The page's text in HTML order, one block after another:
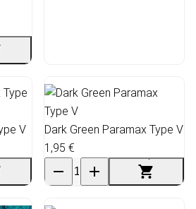
V
Dark Green Paramax Type V
1,95 €